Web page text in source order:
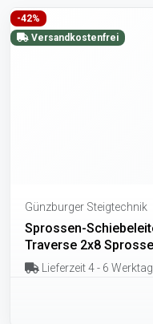
-42%
Versandkostenfrei
Günzburger Steigtechnik
Sprossen-
Traverse 2x8
Lieferzeit 4 - 6